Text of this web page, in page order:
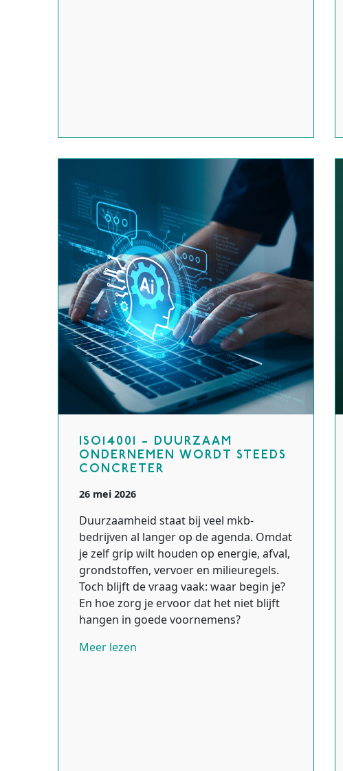
ISO14001 – DUURZAAM
ONDERNEMEN WORDT STEEDS
CONCRETER
26 mei 2026
Duurzaamheid staat bij veel mkb-
bedrijven al langer op de agenda. Omdat
je zelf grip wilt houden op energie, afval,
grondstoffen, vervoer en milieuregels.
Toch blijft de vraag vaak: waar begin je?
En hoe zorg je ervoor dat het niet blijft
hangen in goede voornemens?
Meer lezen